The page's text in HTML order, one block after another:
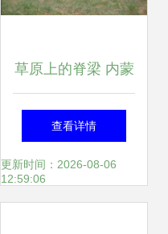
草原上的脊梁 内蒙
古农牧业产业化龙
头企业的牧业变革
查看详情
更新时间：2026-08-06
12:59:06